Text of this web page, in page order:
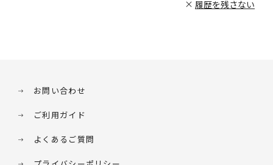
履歴を残さない
お問い合わせ
ご利用ガイド
よくあるご質問